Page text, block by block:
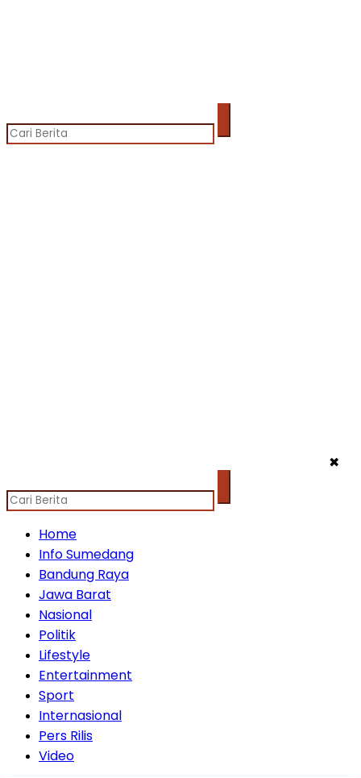
✖
Home
Info Sumedang
Bandung Raya
Jawa Barat
Nasional
Politik
Lifestyle
Entertainment
Sport
Internasional
Pers Rilis
Video